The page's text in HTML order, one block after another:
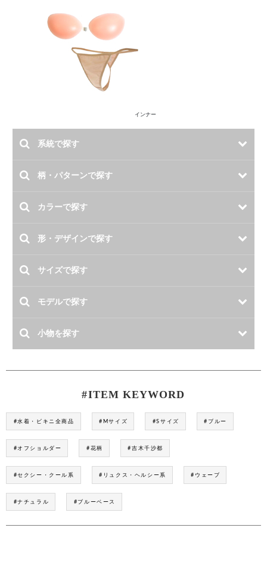
#ITEM KEYWORD
#水着・ビキニ全商品 #Mサイズ #Sサイズ #ブルー
#オフショルダー #花柄 #吉木千沙都
#セクシー・クール系 #リュクス・ヘルシー系 #ウェーブ
#ナチュラル #ブルーベース